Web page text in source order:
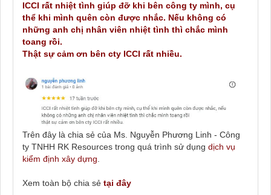
ICCI rất nhiệt tình giúp đỡ khi bên công ty mình, cụ
thể khi mình quên còn được nhắc. Nếu không có
những anh chị nhân viên nhiệt tình thì chắc mình
toang rồi.
Thật sự cảm ơn bên cty ICCI rất nhiều.
Trên đây là chia sẻ của Ms. Nguyễn Phương Linh - Công
ty TNHH RK Resources trong quá trình sử dụng dịch vụ
kiểm định xây dựng
Xem toàn bộ chia sẻ tại đây